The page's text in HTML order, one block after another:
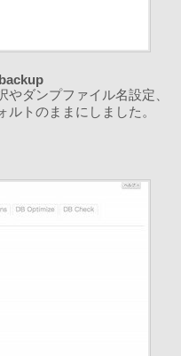
やダンプファイル名設定、
ルトのままにしました。